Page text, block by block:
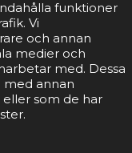
funktioner
Vi
och annan
medier och
med. Dessa
med annan
som de har